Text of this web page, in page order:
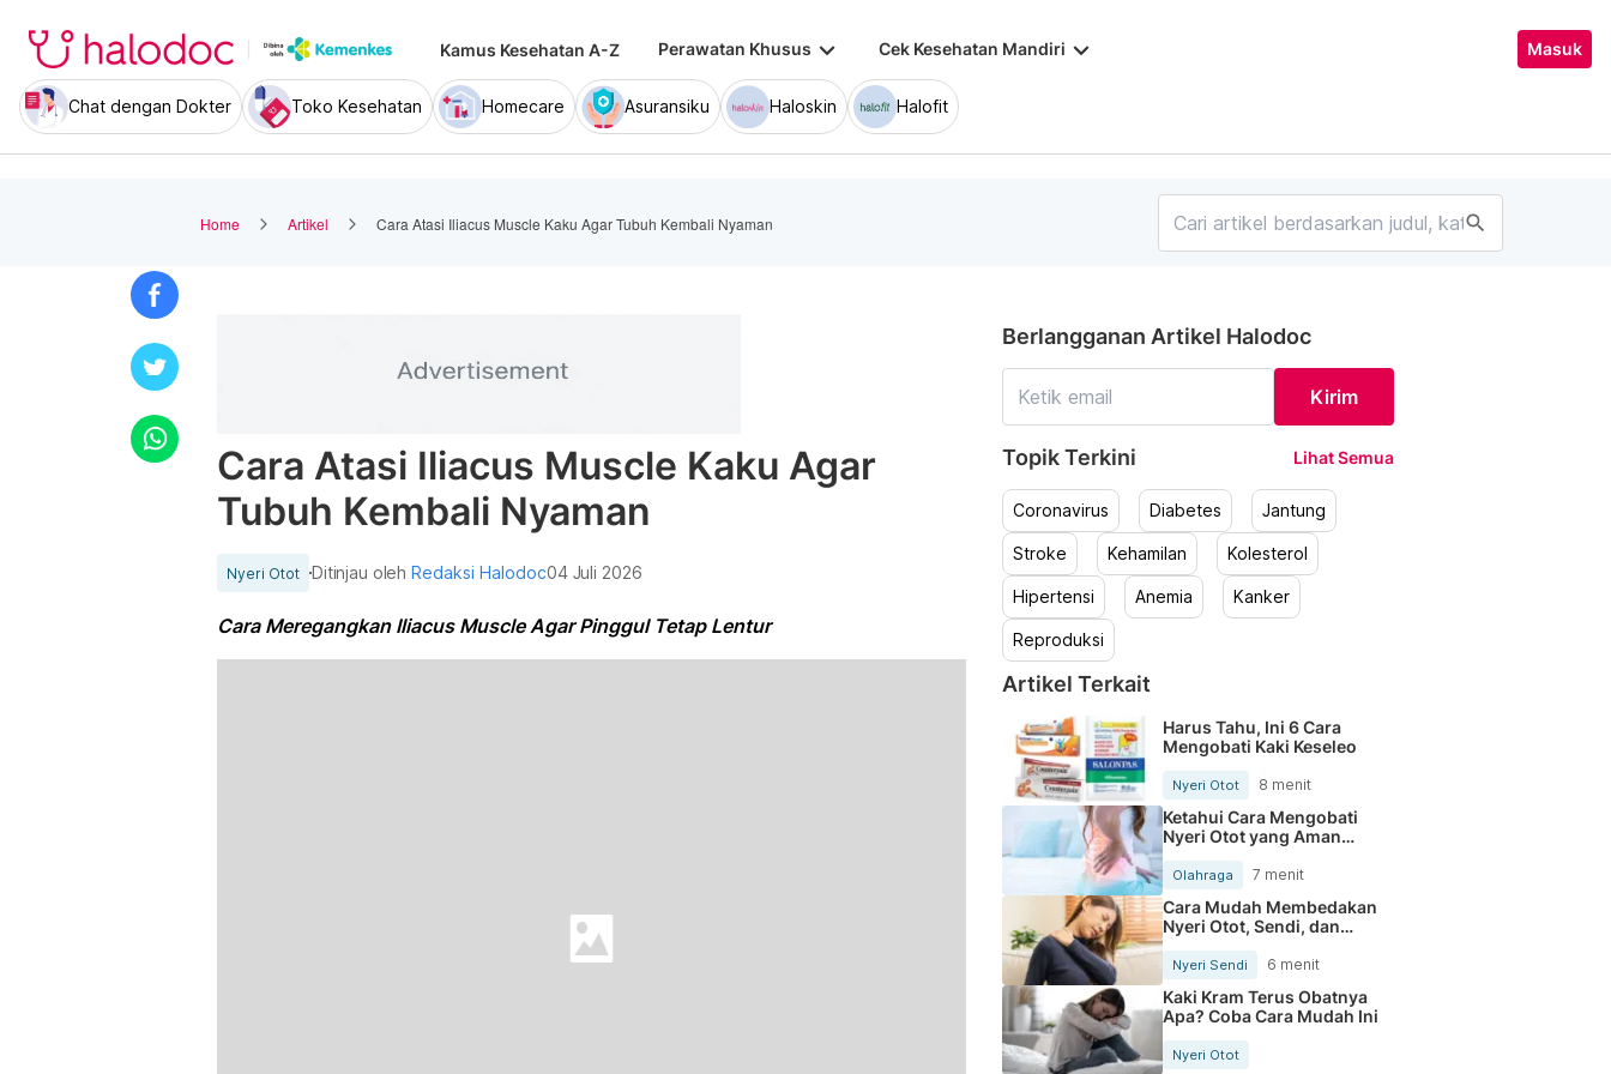
Kamus Kesehatan A-Z Perawatan Khusus keyboard_arrow_down Cek Kesehatan Mandiri keyboard_arrow_down Masuk
Chat dengan Dokter Toko Kesehatan Homecare Asuransiku Haloskin Halofit
Home Artikel Cara Atasi Iliacus Muscle Kaku Agar Tubuh Kembali Nyaman search
Cara Atasi Iliacus Muscle Kaku Agar
Tubuh Kembali Nyaman
Nyeri Otot Ditinjau olehRedaksi Halodoc04 Juli 2026
Cara Meregangkan Iliacus Muscle Agar Pinggul Tetap Lentur
Berlangganan Artikel Halodoc
Kirim
Topik Terkini Lihat Semua
Coronavirus Diabetes Jantung
Stroke Kehamilan Kolesterol
Hipertensi Anemia Kanker
Reproduksi
Artikel Terkait
Harus Tahu, Ini 6 Cara
Mengobati Kaki Keseleo
Nyeri Otot 8 menit
Ketahui Cara Mengobati
Nyeri Otot yang Aman
Dilakukan
Olahraga 7 menit
Cara Mudah Membedakan
Nyeri Otot, Sendi, dan
Tulang
Nyeri Sendi 6 menit
Kaki Kram Terus Obatnya
Apa? Coba Cara Mudah Ini
Nyeri Otot